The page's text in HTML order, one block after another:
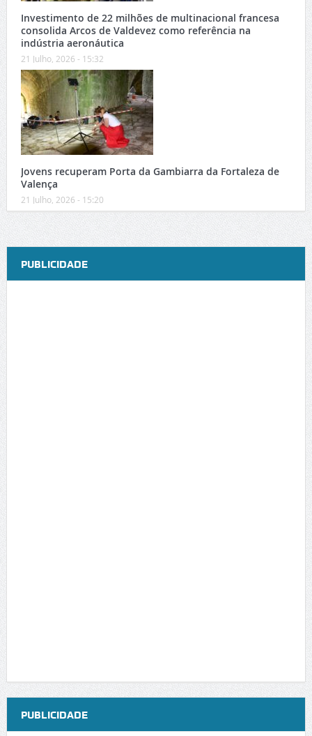
Investimento de 22 milhões de multinacional francesa
consolida Arcos de Valdevez como referência na
indústria aeronáutica
21 Julho, 2026 - 15:32
Jovens recuperam Porta da Gambiarra da Fortaleza de
Valença
21 Julho, 2026 - 15:20
PUBLICIDADE
PUBLICIDADE